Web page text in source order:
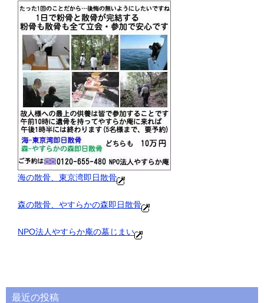
海の散骨、東京湾即日散骨
森の散骨、やすらかの森即日散骨
NPO法人やすらか庵の墓じまい
最近の投稿